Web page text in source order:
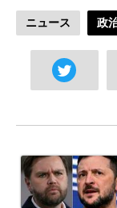
ニュース 政